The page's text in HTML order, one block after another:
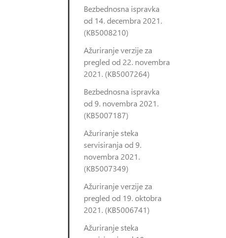
Bezbednosna ispravka
od 14. decembra 2021.
(KB5008210)
Ažuriranje verzije za
pregled od 22. novembra
2021. (KB5007264)
Bezbednosna ispravka
od 9. novembra 2021.
(KB5007187)
Ažuriranje steka
servisiranja od 9.
novembra 2021.
(KB5007349)
Ažuriranje verzije za
pregled od 19. oktobra
2021. (KB5006741)
Ažuriranje steka